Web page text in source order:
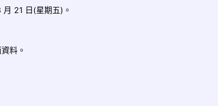
21 日(星期五)。
料。